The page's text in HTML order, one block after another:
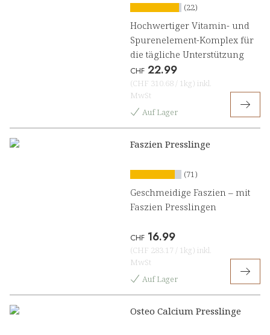
(22)
Hochwertiger Vitamin- und
Spurenelement-Komplex für
die tägliche Unterstützung
CHF 22.99
(CHF 310.68 / 1kg) inkl.
MwSt
Auf Lager
Faszien Presslinge
(71)
Geschmeidige Faszien – mit
Faszien Presslingen
CHF 16.99
(CHF 283.17 / 1kg) inkl.
MwSt
Auf Lager
Osteo Calcium Presslinge